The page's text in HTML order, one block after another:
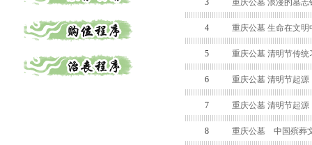
3 重庆公墓 浪漫的墓志
4 重庆公墓 生命在文明
5 重庆公墓 清明节传统
6 重庆公墓 清明节起源
7 重庆公墓 清明节起源
8 重庆公墓 中国殡葬